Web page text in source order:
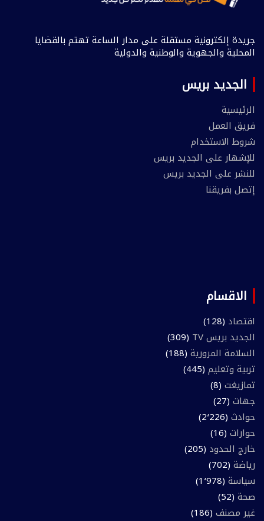
جريدة إلكترونية مستقلة على مدار الساعة تهتم بالقضايا
المحلية والجهوية والوطنية والدولية
الجديد بريس
الرئيسية
فريق العمل
شروط الاستخدام
للإشهار على الجديد بريس
للنشر على الجديد بريس
إتصل بفريقنا
الاقسام
اقتصاد (128)
الجديد بريس TV
(309)
السلامة المرورية (188)
تربية وتعليم (445)
تمازيغت (8)
جهات (27)
حوادث (2٬226)
حوارات (16)
خارج الحدود (205)
رياضة (702)
سياسة (1٬978)
صحة (52)
غير مصنف (186)